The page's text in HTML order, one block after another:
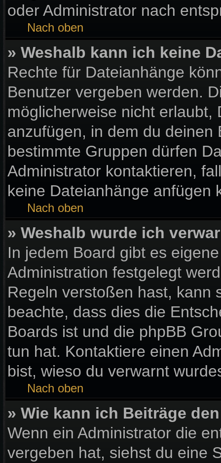
oder Administrator nach
Nach oben
» Weshalb kann ich keine
Rechte für Dateianhänge
Benutzer vergeben werden.
möglicherweise nicht
anzufügen, in dem du
bestimmte Gruppen dürfen
Administrator kontaktieren,
keine Dateianhänge anfügen
Nach oben
» Weshalb wurde ich
In jedem Board gibt es
Administration festgelegt
Regeln verstoßen hast, kann
beachte, dass dies die
Boards ist und die phpBB
tun hat. Kontaktiere einen
bist, wieso du verwarnt
Nach oben
» Wie kann ich Beiträge
Wenn ein Administrator die
vergeben hat, siehst du eine